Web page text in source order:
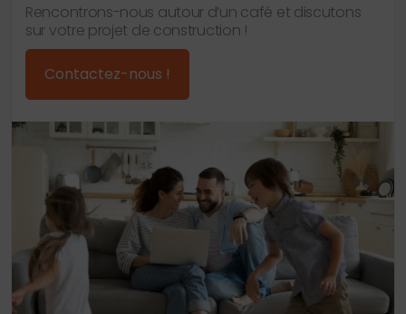
Rencontrons-nous autour d’un café et discutons
sur votre projet de construction !
Contactez-nous !